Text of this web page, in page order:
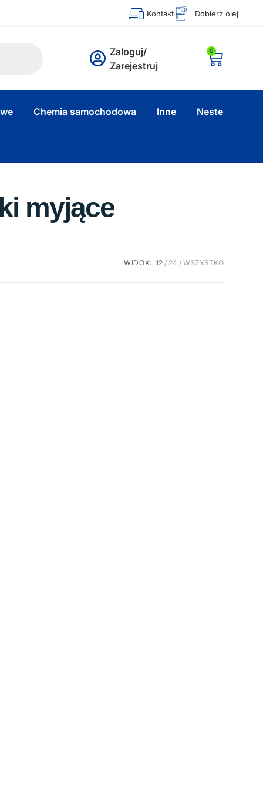
Kontakt Dobierz olej
Zaloguj/
Zarejestruj
0
Chemia samochodowa Inne Neste
myjące
WIDOK: 12 24 WSZYSTKO